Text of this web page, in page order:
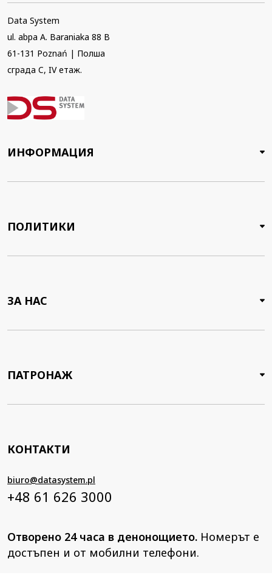
Data System
ul. abpa A. Baraniaka 88 B
61-131 Poznań | Полша
сграда C, IV етаж.
ИНФОРМАЦИЯ
ПОЛИТИКИ
ЗА НАС
ПАТРОНАЖ
КОНТАКТИ
biuro@datasystem.pl
+48 61 626 3000
Отворено 24 часа в денонощието. Номерът е
достъпен и от мобилни телефони.